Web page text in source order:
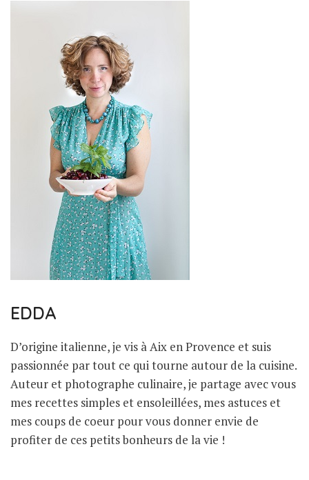
EDDA
D’origine italienne, je vis à Aix en Provence et suis
passionnée par tout ce qui tourne autour de la cuisine.
Auteur et photographe culinaire, je partage avec vous
mes recettes simples et ensoleillées, mes astuces et
mes coups de coeur pour vous donner envie de
profiter de ces petits bonheurs de la vie !